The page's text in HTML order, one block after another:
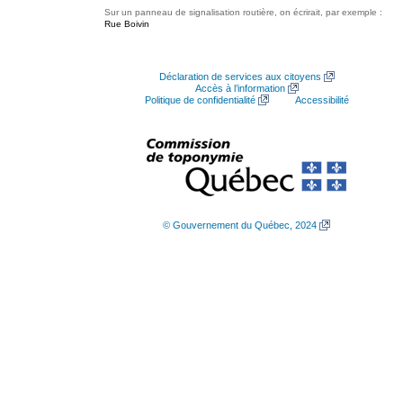
Sur un panneau de signalisation routière, on écrirait, par exemple :
Rue Boivin
Déclaration de services aux citoyens
Accès à l’information
Politique de confidentialité
Accessibilité
© Gouvernement du Québec, 2024